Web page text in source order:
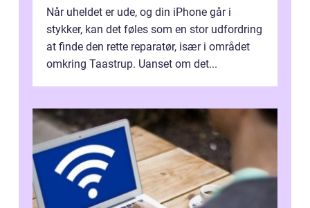
Når uheldet er ude, og din iPhone går i
stykker, kan det føles som en stor udfordring
at finde den rette reparatør, især i området
omkring Taastrup. Uanset om det...